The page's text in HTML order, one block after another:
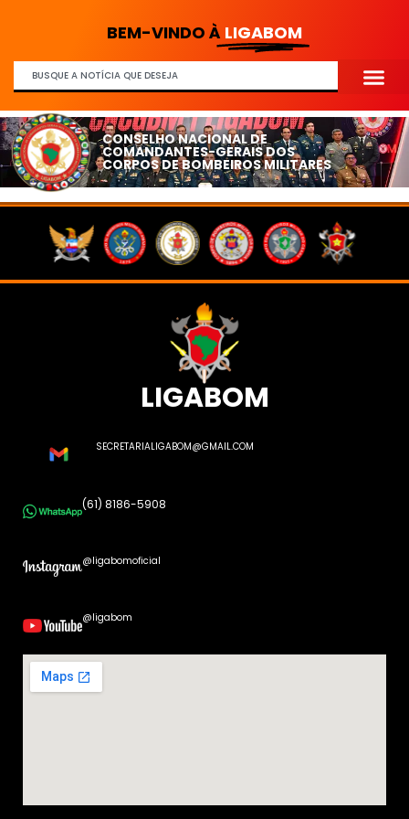
BEM-VINDO À LIGABOM
CONSELHO NACIONAL DE
COMANDANTES-GERAIS DOS
CORPOS DE BOMBEIROS MILITARES
LIGABOM
SECRETARIALIGABOM@GMAIL.COM
(61) 8186-5908
@ligabomoficial
@ligabom